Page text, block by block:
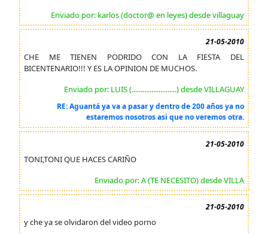
Enviado por: karlos (doctor@ en leyes) desde villaguay
21-05-2010
CHE ME TIENEN PODRIDO CON LA FIESTA DEL
BICENTENARIO!!! Y ES LA OPINION DE MUCHOS.
Enviado por: LUIS (.........................) desde VILLAGUAY
RE: Aguantá ya va a pasar y dentro de 200 años ya no
estaremos nosotros asi que no veremos otra.
21-05-2010
TONI,TONI QUE HACES CARIÑO
Enviado por: A (TE NECESITO) desde VILLA
21-05-2010
y che ya se olvidaron del video porno